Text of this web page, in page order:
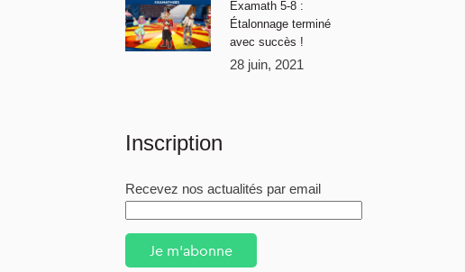
Examath 5-8 :
Étalonnage terminé
avec succès !
28 juin, 2021
Inscription
Recevez nos actualités par email
Je m'abonne